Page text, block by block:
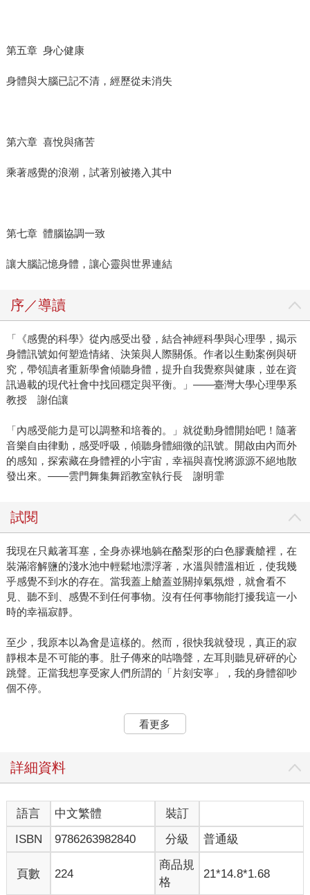
第五章 身心健康
身體與大腦已記不清，經歷從未消失
第六章 喜悅與痛苦
乘著感覺的浪潮，試著別被捲入其中
第七章 體腦協調一致
讓大腦記憶身體，讓心靈與世界連結
序／導讀
「《感覺的科學》從內感受出發，結合神經科學與心理學，揭示
身體訊號如何塑造情緒、決策與人際關係。作者以生動案例與研
究，帶領讀者重新學會傾聽身體，提升自我覺察與健康，並在資
訊過載的現代社會中找回穩定與平衡。」——臺灣大學心理學系
教授 謝伯讓
「內感受能力是可以調整和培養的。」就從動身體開始吧！隨著
音樂自由律動，感受呼吸，傾聽身體細微的訊號。開啟由內而外
的感知，探索藏在身體裡的小宇宙，幸福與喜悅將源源不絕地散
發出來。——雲門舞集舞蹈教室執行長 謝明霏
試閱
我現在只戴著耳塞，全身赤裸地躺在酪梨形的白色膠囊艙裡，在
裝滿溶解鹽的淺水池中輕鬆地漂浮著，水溫與體溫相近，使我幾
乎感覺不到水的存在。當我蓋上艙蓋並關掉氣氛燈，就會看不
見、聽不到、感覺不到任何事物。沒有任何事物能打擾我這一小
時的幸福寂靜。
至少，我原本以為會是這樣的。然而，很快我就發現，真正的寂
靜根本是不可能的事。肚子傳來的咕嚕聲，左耳則聽見砰砰的心
跳聲。正當我想享受家人們所謂的「片刻安寧」，我的身體卻吵
個不停。
這是我第一次體驗漂浮艙，它是強調「感覺剝奪」的體驗，一種
可以暫時脫離外在世界的方式。我當時不知道的是，隔絕外在環
個人宇宙的中心，也是近幾十年來科學與醫學界崛起的重要概
坦白說，這件事至今尚未受到關注，實在太令人驚訝。或許是因
為，儘管它或許能解決幾乎當今所有困擾我們的問題，它的名稱
卻沒能傳達它真正的震撼力。它叫做「內感受」，一種讓我們從
內在感知自身狀態的能力，也是大腦用以解讀來自體內各種訊號
與感受的總稱，例如心跳、飢餓、溫度、疲勞、活力、喜悅與痛
看更多
詳細資料
語言 中文繁體
裝訂
ISBN
9786263982840 分級 普通級
頁數 224
商品規
格
21*14.8*1.68